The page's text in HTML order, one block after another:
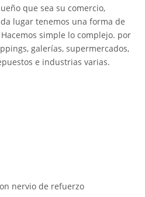
que sea su comercio,
lugar tenemos una forma de
simple lo complejo. por
galerías, supermercados,
e industrias varias.
nervio de refuerzo